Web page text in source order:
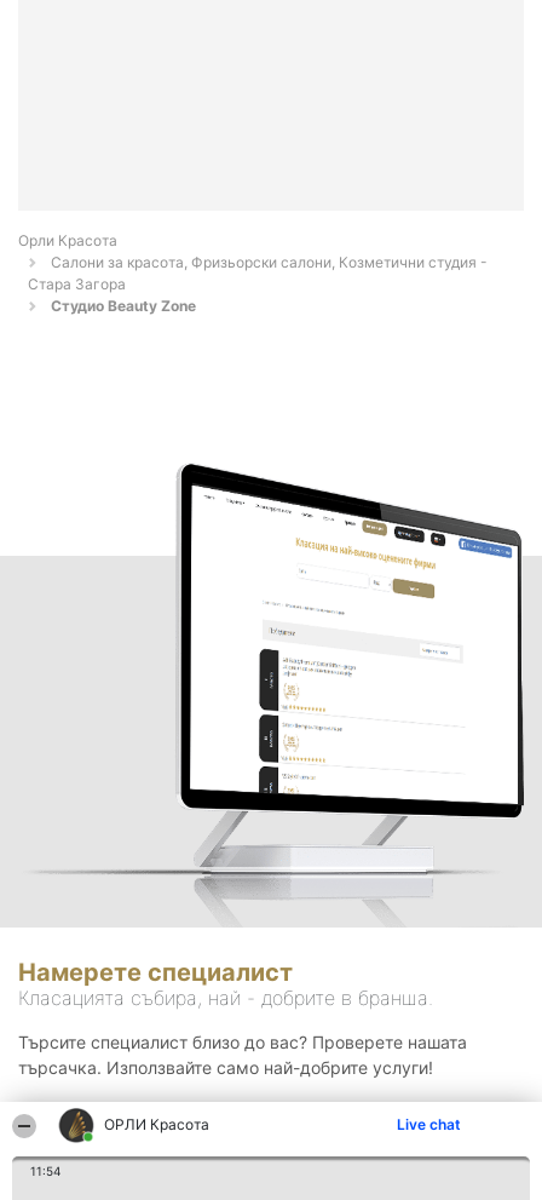
ОРЛИ Красота Live chat
11:54
Орли Красота
Салони за красота, Фризьорски салони, Козметични студия -
Стара Загора
Студио Beauty Zone
Намерете специалист
Класацията събира, най - добрите в бранша.
Търсите специалист близо до вас? Проверете нашата
търсачка. Използвайте само най-добрите услуги!